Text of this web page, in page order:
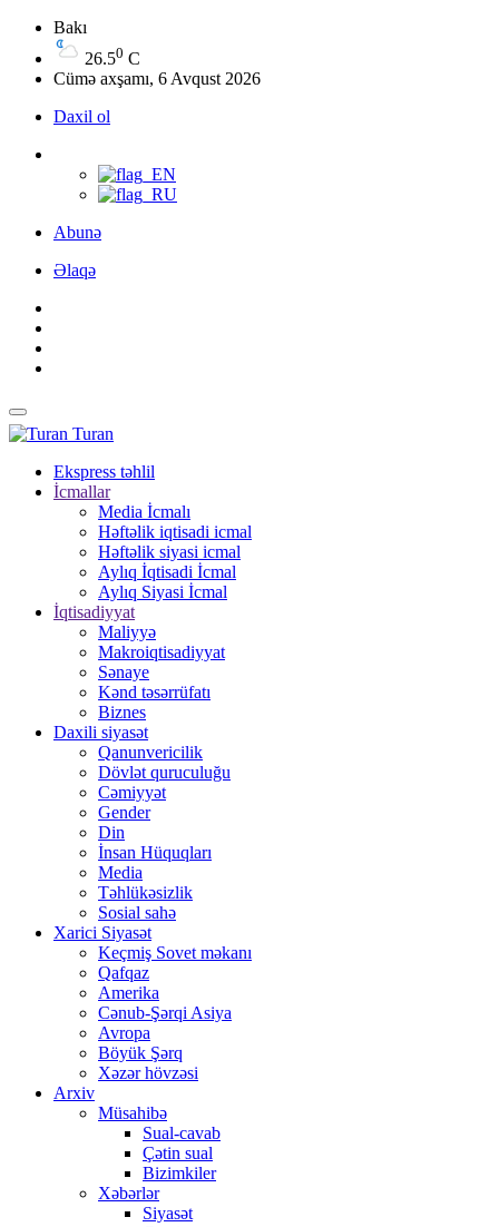
Bakı
26.50 C
Cümə axşamı, 6 Avqust 2026
Daxil ol
Abunə
Əlaqə
Turan
Ekspress təhlil
İcmallar
Media İcmalı
Həftəlik iqtisadi icmal
Həftəlik siyasi icmal
Aylıq İqtisadi İcmal
Aylıq Siyasi İcmal
İqtisadiyyat
Maliyyə
Makroiqtisadiyyat
Sənaye
Kənd təsərrüfatı
Biznes
Daxili siyasət
Qanunvericilik
Dövlət quruculuğu
Cəmiyyət
Gender
Din
İnsan Hüquqları
Media
Təhlükəsizlik
Sosial sahə
Xarici Siyasət
Keçmiş Sovet məkanı
Qafqaz
Amerika
Cənub-Şərqi Asiya
Avropa
Böyük Şərq
Xəzər hövzəsi
Arxiv
Müsahibə
Sual-cavab
Çətin sual
Bizimkiler
Xəbərlər
Siyasət